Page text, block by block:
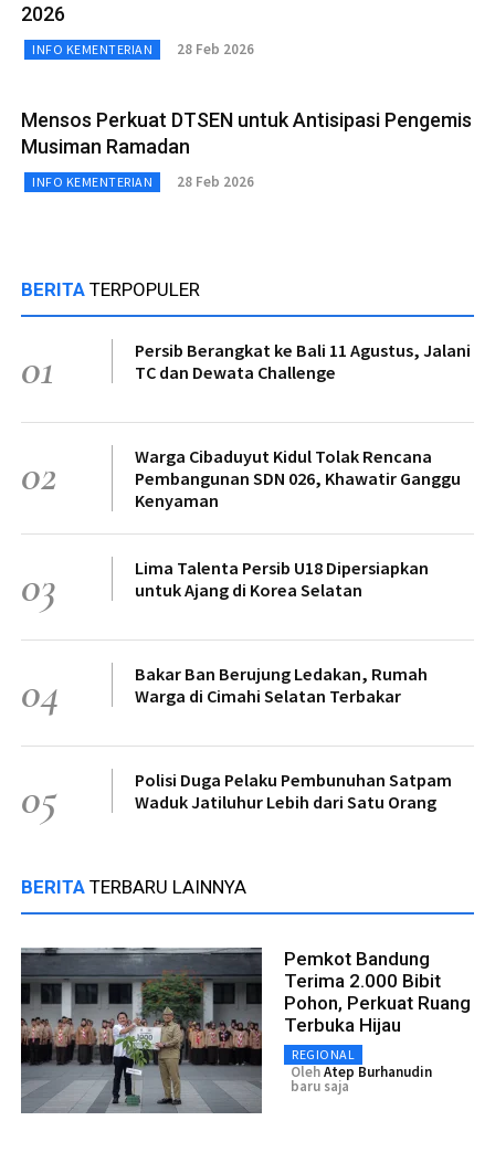
2026
INFO KEMENTERIAN 28 Feb 2026
Mensos Perkuat DTSEN untuk Antisipasi Pengemis
Musiman Ramadan
INFO KEMENTERIAN 28 Feb 2026
BERITA TERPOPULER
01
Persib Berangkat ke Bali 11 Agustus, Jalani
TC dan Dewata Challenge
02
Warga Cibaduyut Kidul Tolak Rencana
Pembangunan SDN 026, Khawatir Ganggu
Kenyaman
03
Lima Talenta Persib U18 Dipersiapkan
untuk Ajang di Korea Selatan
04
Bakar Ban Berujung Ledakan, Rumah
Warga di Cimahi Selatan Terbakar
05
Polisi Duga Pelaku Pembunuhan Satpam
Waduk Jatiluhur Lebih dari Satu Orang
BERITA TERBARU LAINNYA
Pemkot Bandung
Terima 2.000 Bibit
Pohon, Perkuat Ruang
Terbuka Hijau
REGIONAL
OlehAtep Burhanudin
baru saja